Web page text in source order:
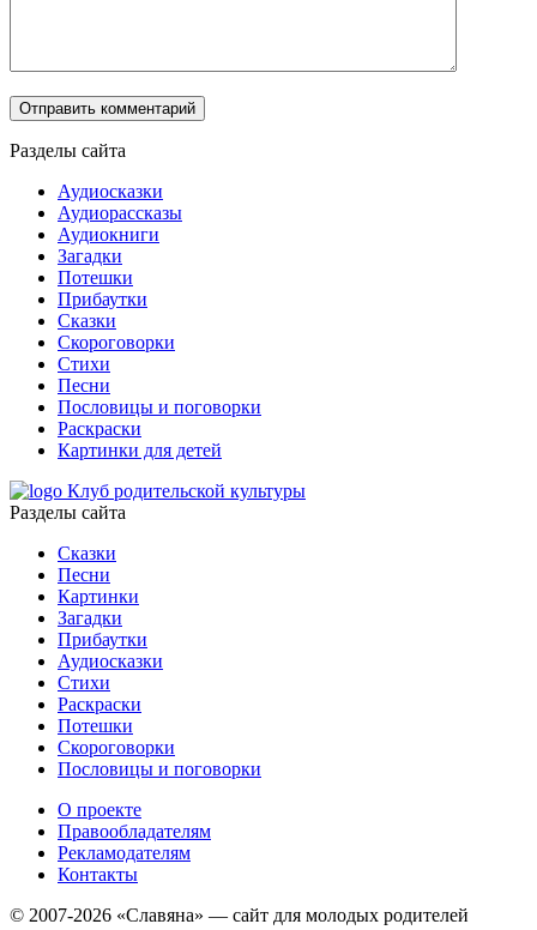
Разделы сайта
Аудиосказки
Аудиорассказы
Аудиокниги
Загадки
Потешки
Прибаутки
Сказки
Скороговорки
Стихи
Песни
Пословицы и поговорки
Раскраски
Картинки для детей
Клуб родительской культуры
Разделы сайта
Сказки
Песни
Картинки
Загадки
Прибаутки
Аудиосказки
Стихи
Раскраски
Потешки
Скороговорки
Пословицы и поговорки
О проекте
Правообладателям
Рекламодателям
Контакты
© 2007-2026 «Славяна» — сайт для молодых родителей